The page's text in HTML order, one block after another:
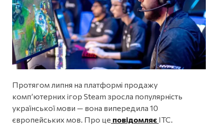
Протягом липня на платформі продажу
комп’ютерних ігор Steam зросла популярність
української мови — вона випередила 10
європейських мов. Про це повідомляє ITC.